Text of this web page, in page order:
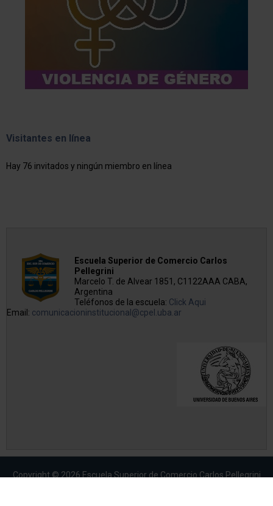
Visitantes en línea
Hay 76 invitados y ningún miembro en línea
Escuela Superior de Comercio Carlos
Pellegrini
Marcelo T. de Alvear 1851, C1122AAA CABA,
Argentina
Teléfonos de la escuela: Click Aqui
Email: comunicacioninstitucional@cpel.uba.ar
Copyright © 2026 Escuela Superior de Comercio Carlos Pellegrini